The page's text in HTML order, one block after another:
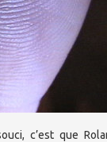
c’est que